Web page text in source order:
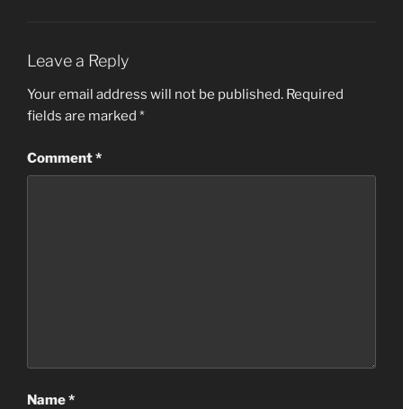
Leave a Reply
Your email address will not be published. Required
fields are marked *
Comment*
Name*